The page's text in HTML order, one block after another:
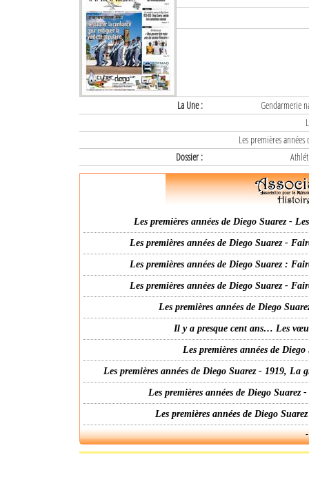
La Une :
Gendarmerie
Les premières
Dossier :
Les premières années de Diego Suarez -
Les premières années de Diego Suarez -
Les premières années de Diego Suarez :
Les premières années de Diego Suarez -
Les premières années de Diego
Il y a presque cent ans… Les
Les premières années de
Les premières années de Diego Suarez - 1919,
Les premières années de Diego
Les premières années de Diego